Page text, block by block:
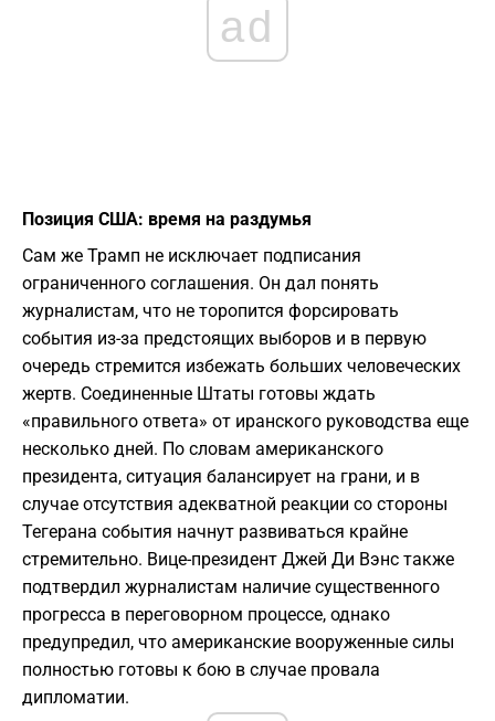
ad
Позиция США: время на раздумья
​Сам же Трамп не исключает подписания
ограниченного соглашения. Он дал понять
журналистам, что не торопится форсировать
события из-за предстоящих выборов и в первую
очередь стремится избежать больших человеческих
жертв. Соединенные Штаты готовы ждать
«правильного ответа» от иранского руководства еще
несколько дней. По словам американского
президента, ситуация балансирует на грани, и в
случае отсутствия адекватной реакции со стороны
Тегерана события начнут развиваться крайне
стремительно. Вице-президент Джей Ди Вэнс также
подтвердил журналистам наличие существенного
прогресса в переговорном процессе, однако
предупредил, что американские вооруженные силы
полностью готовы к бою в случае провала
дипломатии.